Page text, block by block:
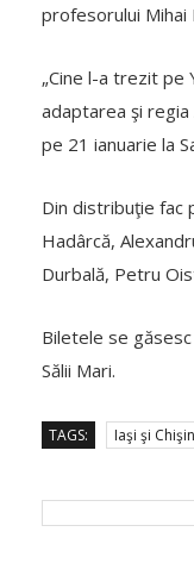
profesorului Mihai
„Cine l-a trezit pe
adaptarea şi
pe 21 ianuarie la
Din distribuţie fac
Hadârcă,
Durbală, Petru
Biletele se
Sălii Mari.
TAGS: Iaşi şi